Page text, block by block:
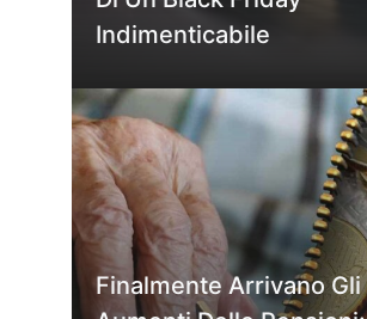
Indimenticabile
Finalmente Arrivano Gli